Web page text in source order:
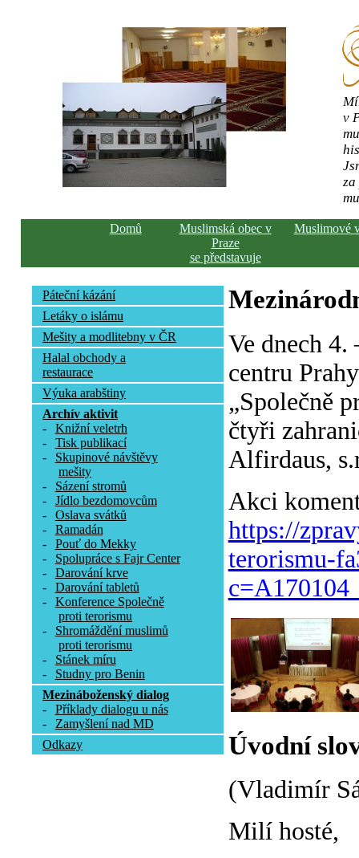
v
Domů
Muslimská obec v
Praze
se představuje
Muslimové
Páteční kázání
Letáky o islámu
Mešity a modlitebny v ČR
Halal obchody a
restaurace
Výuka arabštiny
Archív aktivit
-
Knižní veletrh
-
Tisk publikací
-
Skupinové návštěvy
mešity
-
Sázení stromů
-
Jídlo bezdomovcům
-
Oslava svátků
-
Ramadán
-
Pouť do Mekky
-
Spolupráce s Fajr Center
-
Darování krve
-
Darování tabletů
-
Konference Společně
proti terorismu
-
Shromáždění muslimů
proti terorismu
-
Stánek míru
-
Studny pro Benin
Mezináboženský dialog
-
Příklady dialogu u nás
-
Zamyšlení nad MD
Odkazy
Ve dnech 4.
centru
„Společně
čtyři
Alfirdaus,
Akci
https://
terorismu-
Úvodní
(Vladimír
Milí hosté,